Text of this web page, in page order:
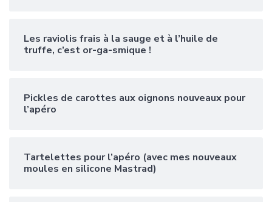
Les raviolis frais à la sauge et à l’huile de
truffe, c’est or-ga-smique !
Pickles de carottes aux oignons nouveaux pour
l’apéro
Tartelettes pour l’apéro (avec mes nouveaux
moules en silicone Mastrad)